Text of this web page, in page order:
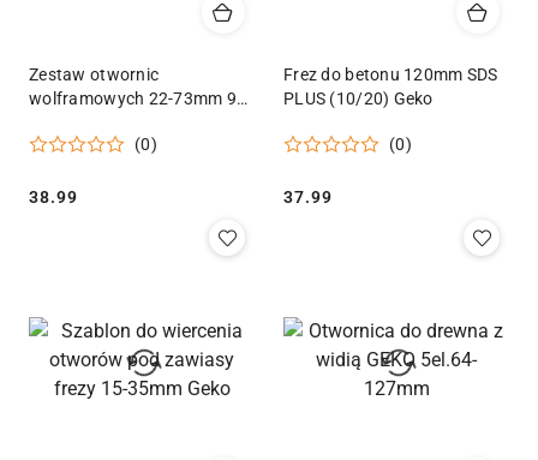
Zestaw otwornic
wolframowych 22-73mm 9el.
(0)
Cena:
38.99
Frez do betonu 120mm SDS
PLUS (10/20) Geko
(0)
Cena:
37.99